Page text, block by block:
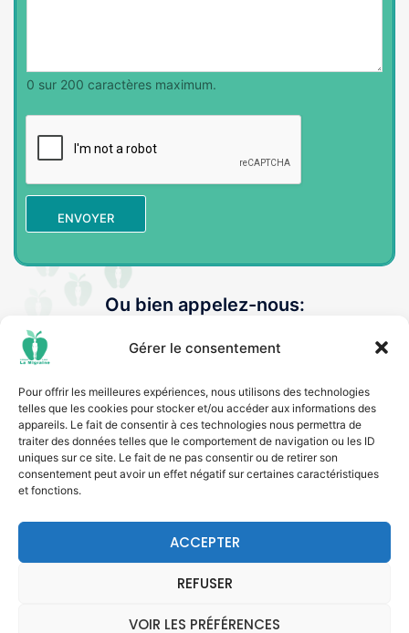
Gérer le consentement
Pour offrir les meilleures expériences, nous utilisons des technologies
telles que les cookies pour stocker et/ou accéder aux informations des
appareils. Le fait de consentir à ces technologies nous permettra de
traiter des données telles que le comportement de navigation ou les ID
uniques sur ce site. Le fait de ne pas consentir ou de retirer son
consentement peut avoir un effet négatif sur certaines caractéristiques
et fonctions.
ACCEPTER
REFUSER
VOIR LES PRÉFÉRENCES
0 sur 200 caractères maximum.
ENVOYER
Ou bien appelez-nous:
Appelez au 450 689 1223